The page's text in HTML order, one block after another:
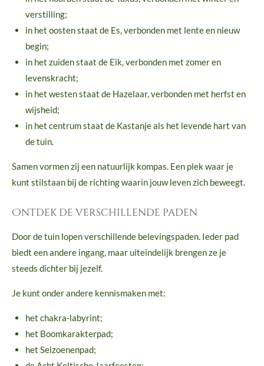
verstilling;
in het oosten staat de Es, verbonden met lente en nieuw
begin;
in het zuiden staat de Eik, verbonden met zomer en
levenskracht;
in het westen staat de Hazelaar, verbonden met herfst en
wijsheid;
in het centrum staat de Kastanje als het levende hart van
de tuin.
Samen vormen zij een natuurlijk kompas. Een plek waar je
kunt stilstaan bij de richting waarin jouw leven zich beweegt.
Ontdek de verschillende paden
Door de tuin lopen verschillende belevingspaden. Ieder pad
biedt een andere ingang, maar uiteindelijk brengen ze je
steeds dichter bij jezelf.
Je kunt onder andere kennismaken met:
het chakra-labyrint;
het Boomkarakterpad;
het Seizoenenpad;